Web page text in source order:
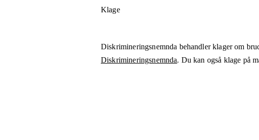
Klage
Diskrimineringsnemnda behandler klager om
Diskrimineringsnemnda. Du kan også klage på